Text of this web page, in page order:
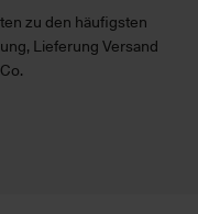
zu den häufigsten
Lieferung Versand